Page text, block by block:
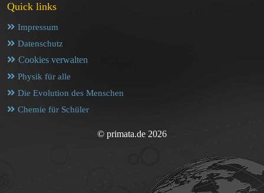
Quick links
Impressum
Datenschutz
Cookies verwalten
Physik für alle
Die Evolution des Menschen
Chemie für Schüler
© primata.de 2026